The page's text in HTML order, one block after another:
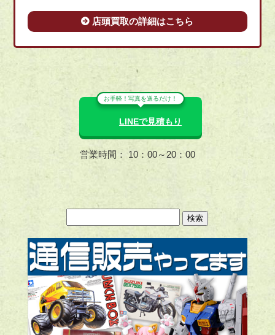
店頭買取の詳細はこちら
お手軽！写真を送るだけ！
LINEで見積もり
営業時間： 10：00～20：00